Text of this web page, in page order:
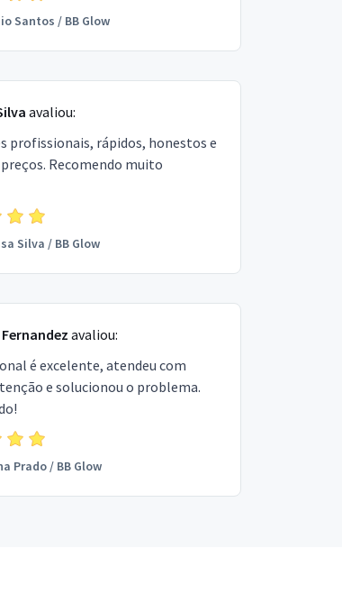
Santos / BB Glow
avaliou:
profissionais, rápidos, honestos e
Recomendo muito
Silva / BB Glow
avaliou:
é excelente, atendeu com
e solucionou o problema.
Prado/ BB Glow